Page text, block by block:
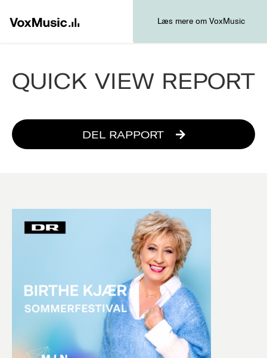
Læs mere om VoxMusic
QUICK VIEW REPORT
DEL RAPPORT